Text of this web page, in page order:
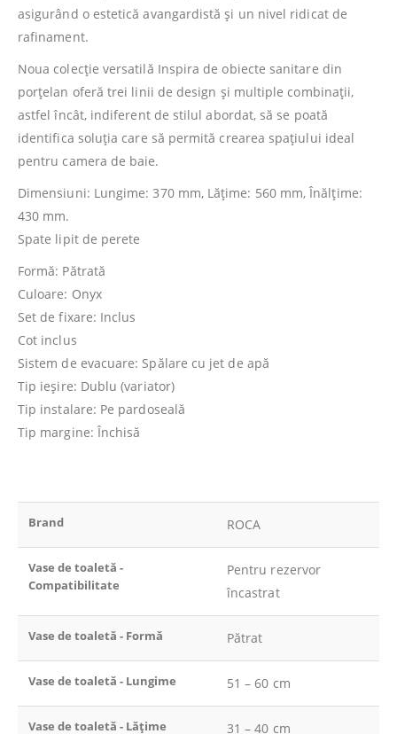
asigurând o estetică avangardistă și un nivel ridicat de
rafinament.
Noua colecție versatilă Inspira de obiecte sanitare din
porțelan oferă trei linii de design și multiple combinații,
astfel încât, indiferent de stilul abordat, să se poată
identifica soluția care să permită crearea spațiului ideal
pentru camera de baie.
Dimensiuni: Lungime: 370 mm, Lăţime: 560 mm, Înălţime:
430 mm.
Spate lipit de perete
Formă: Pătrată
Culoare: Onyx
Set de fixare: Inclus
Cot inclus
Sistem de evacuare: Spălare cu jet de apă
Tip ieşire: Dublu (variator)
Tip instalare: Pe pardoseală
Tip margine: Închisă
Brand ROCA
Vase de toaletă -
Compatibilitate
Pentru rezervor
încastrat
Vase de toaletă - Formă Pătrat
Vase de toaletă - Lungime 51 – 60 cm
Vase de toaletă - Lățime 31 – 40 cm